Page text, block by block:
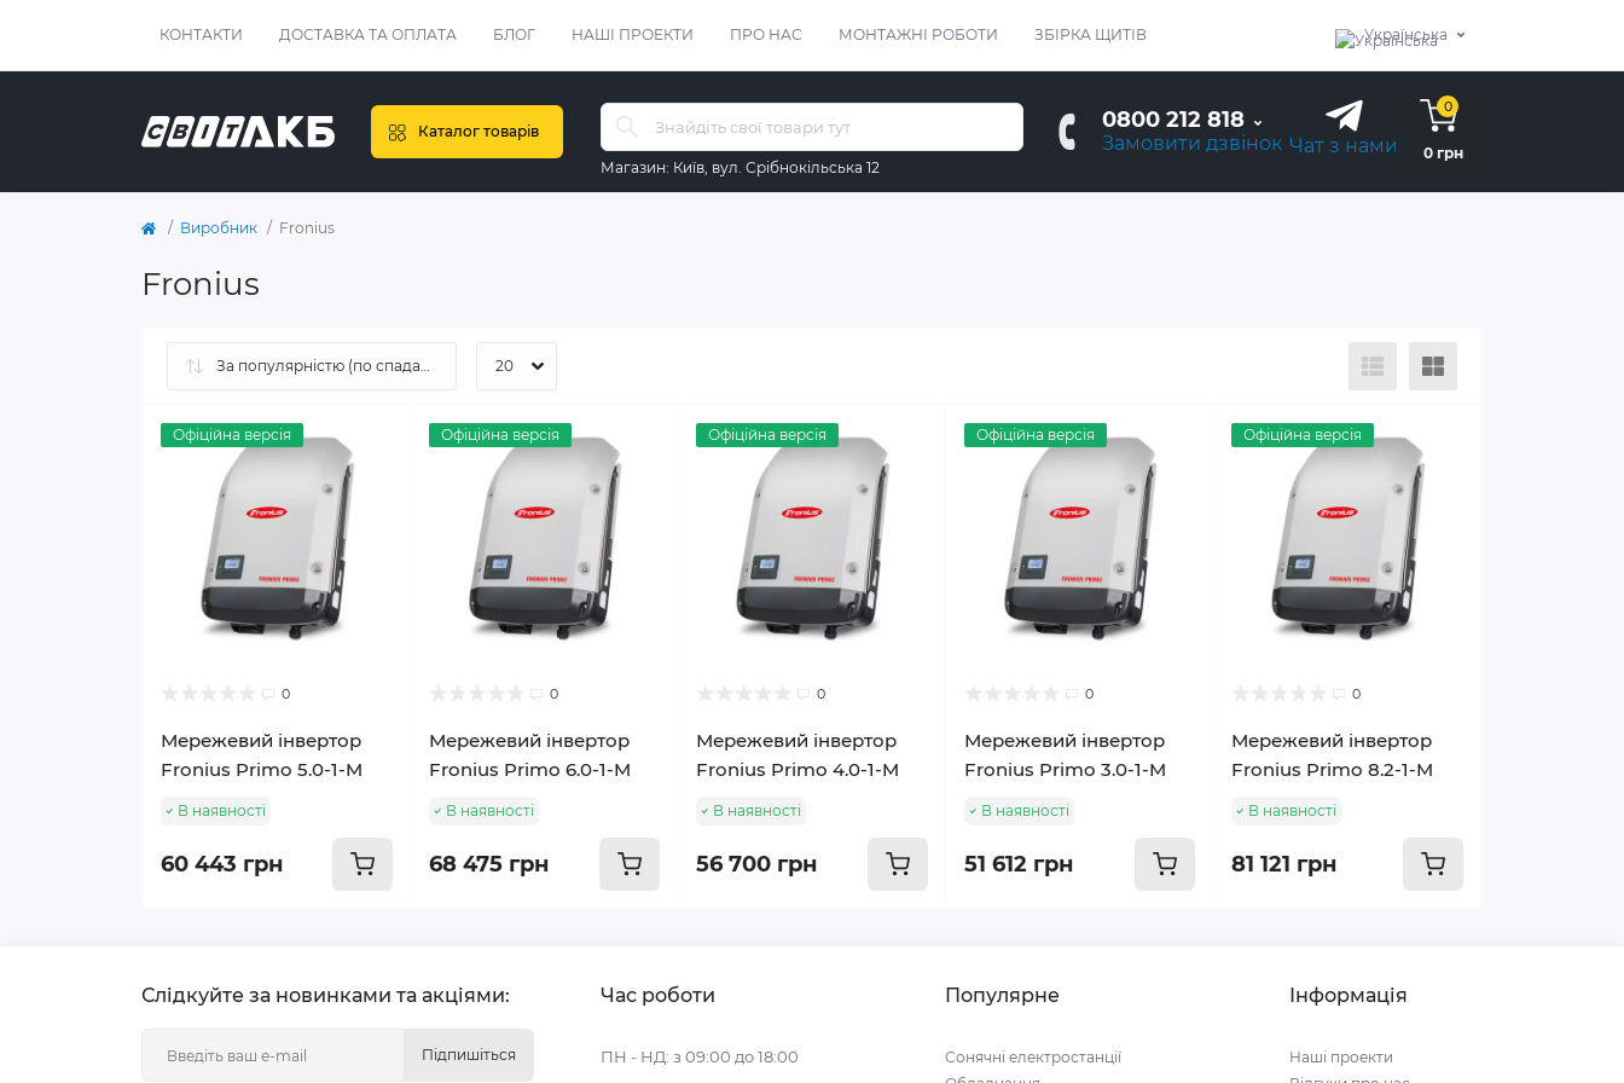
КОНТАКТИ ДОСТАВКА ТА ОПЛАТА БЛОГ НАШІ ПРОЕКТИ ПРО НАС МОНТАЖНІ РОБОТИ ЗБІРКА ЩИТІВ Українська
Каталог товарів
Магазин: Київ, вул. Срібнокільська 12
0800 212 818
Замовити дзвінок Чат з нами
0
0 грн
Виробник Fronius
Fronius
Офіційна версія
0
Мережевий інвертор
Fronius Primo 5.0-1-M
В наявності
60 443 грн
Офіційна версія
0
Мережевий інвертор
Fronius Primo 6.0-1-M
В наявності
68 475 грн
Офіційна версія
0
Мережевий інвертор
Fronius Primo 4.0-1-M
В наявності
56 700 грн
Офіційна версія
0
Мережевий інвертор
Fronius Primo 3.0-1-M
В наявності
51 612 грн
Офіційна версія
0
Мережевий інвертор
Fronius Primo 8.2-1-M
В наявності
81 121 грн
Слідкуйте за новинками та акціями:
Підпишіться
Час роботи
ПН - НД: з 09:00 до 18:00
Популярне
Сонячні електростанції
Інформація
Наші проекти